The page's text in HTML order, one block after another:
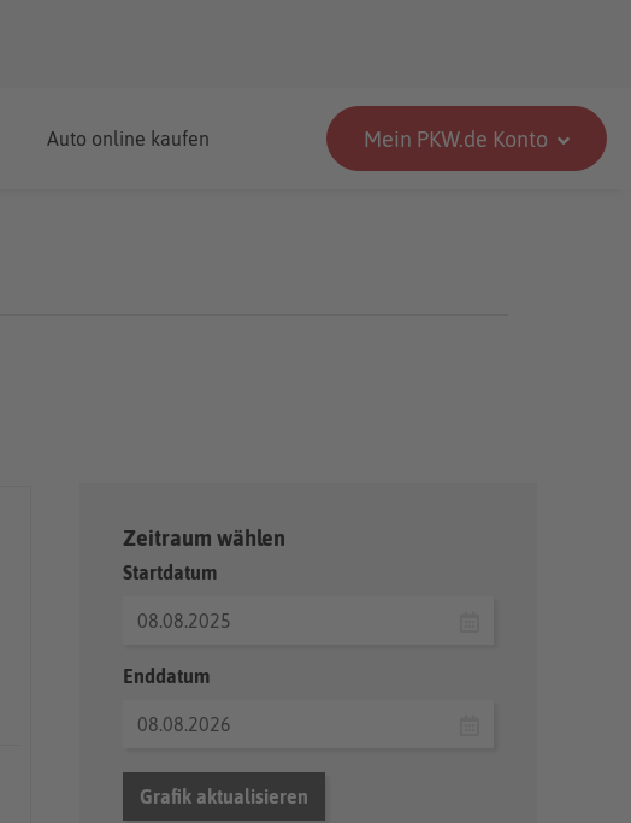
Auto online kaufen Mein PKW.de Konto
Zeitraum wählen
Startdatum
Enddatum
Grafik aktualisieren